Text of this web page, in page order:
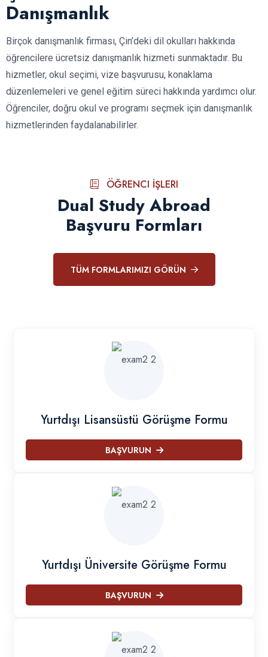
Danışmanlık
Birçok danışmanlık firması, Çin’deki dil okulları hakkında
öğrencilere ücretsiz danışmanlık hizmeti sunmaktadır. Bu
hizmetler, okul seçimi, vize başvurusu, konaklama
düzenlemeleri ve genel eğitim süreci hakkında yardımcı olur.
Öğrenciler, doğru okul ve programı seçmek için danışmanlık
hizmetlerinden faydalanabilirler.
ÖĞRENCI İŞLERI
Dual Study Abroad
Başvuru Formları
TÜM FORMLARIMIZI GÖRÜN
Yurtdışı Lisansüstü Görüşme Formu
BAŞVURUN
Yurtdışı Üniversite Görüşme Formu
BAŞVURUN